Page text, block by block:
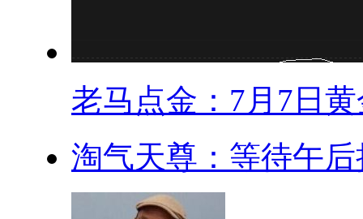
老马点金：7月7日黄
淘气天尊：等待午